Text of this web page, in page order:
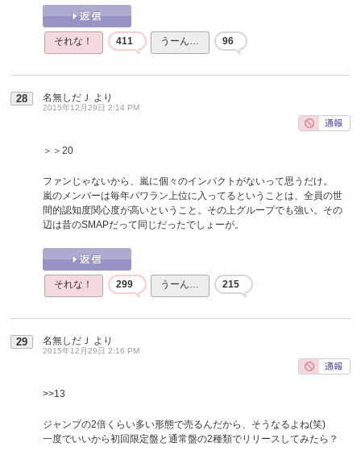
それな！ 411 うーん… 96
28 名無しだＪ より
2015年12月29日 2:14 PM
＞＞20
ファンじゃないから、嵐に個々のインパクトがないって思うだけ。
嵐のメンバーは毎年パワラン上位に入ってるということは、全員の世
間的認知度関心度が高いということ。その上グループでも強い。その
辺は昔のSMAPだって同じだったでしょーが。
それな！ 299 うーん… 215
29 名無しだＪ より
2015年12月29日 2:16 PM
>>13
ジャンプの2倍くらい多い形態で売るんだから、そうなるよね(笑)
一度でいいから初回限定盤と通常盤の2種類でリリースしてみたら？